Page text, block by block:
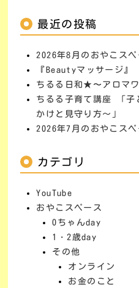
最近の投稿
2026年8月のおやこス
『Beautyマッサージ』
ちるる日和★〜アロマ
ちるる子育て講座 「子
かけと見守り方～」
2026年7月のおやこス
カテゴリ
YouTube
おやこスペース
0ちゃんday
1・2歳day
その他
オンライン
お金のこと